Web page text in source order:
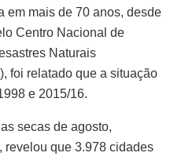
em mais de 70 anos, desde
Centro Nacional de
Naturais
foi relatado que a situação
e 2015/16.
secas de agosto,
revelou que 3.978 cidades